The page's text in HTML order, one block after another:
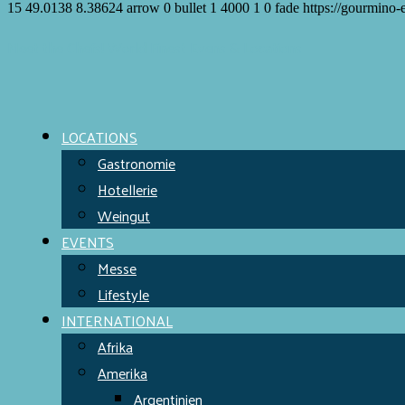
15 49.0138 8.38624 arrow 0 bullet 1 4000 1 0 fade https://gourmino-
LOCATIONS
Gastronomie
Hotellerie
Weingut
EVENTS
Messe
Lifestyle
INTERNATIONAL
Afrika
Amerika
Argentinien